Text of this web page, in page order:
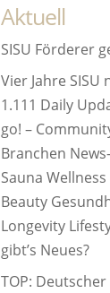
Aktuell
SISU Förderer
Vier Jahre SISU
1.111 Daily
go! –
Branchen
Sauna Wellness
Beauty
Longevity
gibt’s Neues?
TOP: